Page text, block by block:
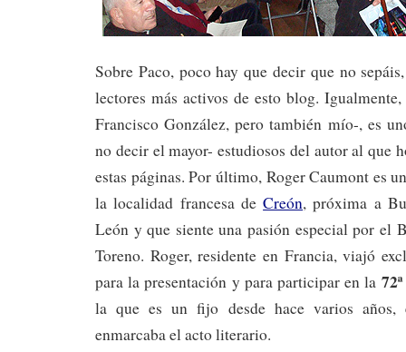
Sobre Paco, poco hay que decir que no
lectores más activos de esto blog.
Francisco González, pero también mío-, es
no decir el mayor- estudiosos del autor al que
estas páginas. Por último, Roger Caumont es
la localidad francesa deCreón, próxima a
León y que siente una pasión especial por el
Toreno. Roger, residente en Francia, viajó
para la presentación y para participar en la
la que es un fijo desde hace varios años,
enmarcaba el acto literario.